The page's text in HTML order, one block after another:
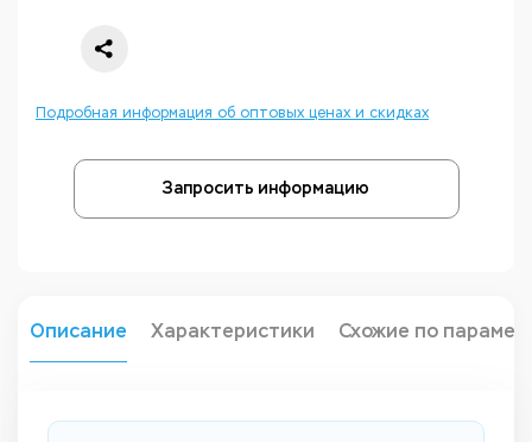
Подробная информация об оптовых ценах и скидках
Запросить информацию
Описание Характеристики Схожие по